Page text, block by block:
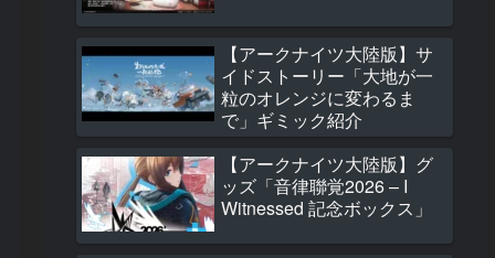
【アークナイツ大陸版】サ
イドストーリー「大地が一
粒のオレンジに変わるま
で」ギミック紹介
【アークナイツ大陸版】グ
ッズ「音律聯覚2026 – I
Witnessed 記念ボックス」
518 views
【アークナイツ
純燼エイヤフィ
れからの物語
ケールフィギュア
448 views
【アークナイツ
大陸版グッズ「